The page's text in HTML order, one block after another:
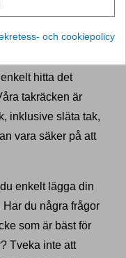
Tourneo /
hitta det
takräcken är
inklusive släta tak,
vara säker på att
enkelt lägga din
du några frågor
som är bäst för
Tveka inte att
och cookiepolicy